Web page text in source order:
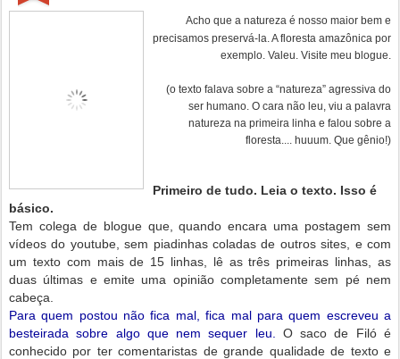
Acho que a natureza é nosso maior bem e
precisamos preservá-la. A floresta amazônica por
exemplo. Valeu. Visite meu blogue.
(o texto falava sobre a “natureza” agressiva do
ser humano. O cara não leu, viu a palavra
natureza na primeira linha e falou sobre a
floresta.... huuum. Que gênio!)
Primeiro de tudo. Leia o texto. Isso é
básico.
Tem colega de blogue que, quando encara uma postagem sem
vídeos do youtube, sem piadinhas coladas de outros sites, e com
um texto com mais de 15 linhas, lê as três primeiras linhas, as
duas últimas e emite uma opinião completamente sem pé nem
cabeça.
Para quem postou não fica mal, fica mal para quem escreveu a
besteirada sobre algo que nem sequer leu.
O saco de Filó é
conhecido por ter comentaristas de grande qualidade de texto e